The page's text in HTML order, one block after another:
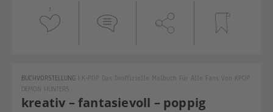
1
kreativ – fantasievoll – poppig
BUCHVORSTELLUNG | K-POP Das Inoffizielle Malbuch Für Alle Fans Von KPOP
DEMON HUNTERS